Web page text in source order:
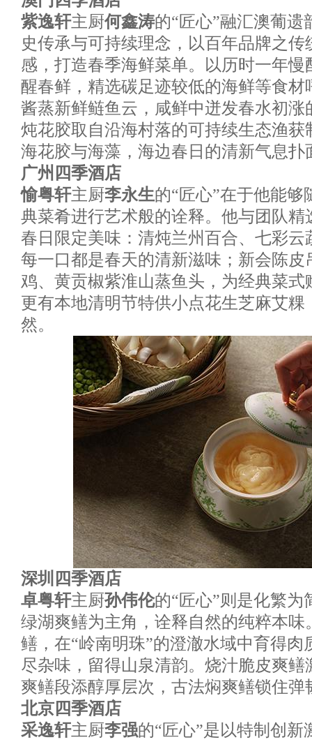
紫逸轩主厨何鑫涛的“匠心”融汇澳葡
史传承与可持续理念，以百年品牌之
感，打造春季海鲜菜单。以历时一年
醒春鲜，精选碳足迹较低的海鲜等食
酱蒸新鲜鲢鱼云，咸鲜中迸发春水初
炖花胶取自沿海村落的可持续生态渔
海花胶与海藻，海边春日的清新气息扑
广州四季酒店
愉粤轩主厨李永生的“匠心”在于他能
典菜肴进行艺术般的诠释。他与团队
春日限定美味：清炖兰州百合、七彩
每一口都是春天的清新滋味；新会陈
鸡、黄贡椒紫淮山蒸鱼头，为经典菜
更有本地清明节特供小点花生芝麻艾粿
然。
深圳四季酒店
卓粤轩主厨孙伟伦的“匠心”则是化繁
绿湖爽鳝为主角，诠释自然的纯粹本
鳝，在“岭南明珠”的澄澈水域中育得肉
尽杂味，留得山泉清韵。烧汁脆皮爽
爽鳝段添醇厚层次，古法焖爽鳝锁住弹
北京四季酒店
采逸轩主厨李强的“匠心”是以特制创